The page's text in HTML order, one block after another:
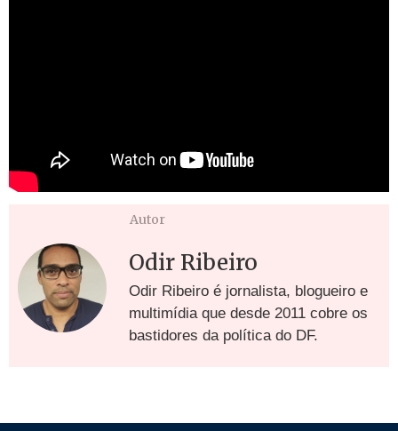
Autor
Odir Ribeiro
Odir Ribeiro é jornalista, blogueiro e
multimídia que desde 2011 cobre os
bastidores da política do DF.